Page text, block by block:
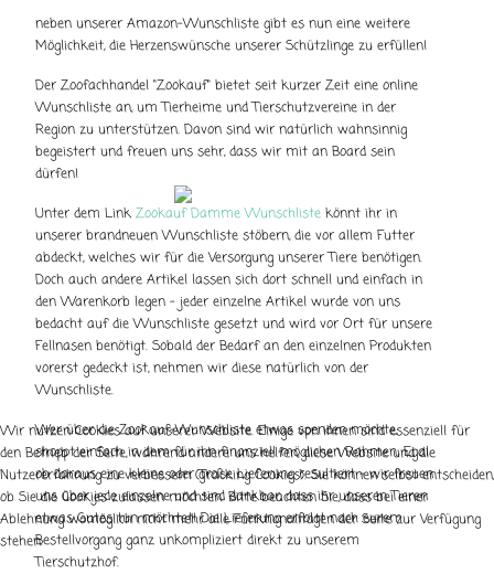
neben unserer Amazon-Wunschliste gibt es nun eine weitere
Möglichkeit, die Herzenswünsche unserer Schützlinge zu erfüllen!
Der Zoofachhandel "Zookauf" bietet seit kurzer Zeit eine online
Wunschliste an, um Tierheime und Tierschutzvereine in der
Region zu unterstützen. Davon sind wir natürlich wahnsinnig
begeistert und freuen uns sehr, dass wir mit an Board sein
dürfen!
Unter dem Link Zookauf Damme Wunschliste könnt ihr in
unserer brandneuen Wunschliste stöbern, die vor allem Futter
abdeckt, welches wir für die Versorgung unserer Tiere benötigen.
Doch auch andere Artikel lassen sich dort schnell und einfach in
den Warenkorb legen - jeder einzelne Artikel wurde von uns
bedacht auf die Wunschliste gesetzt und wird vor Ort für unsere
Fellnasen benötigt. Sobald der Bedarf an den einzelnen Produkten
vorerst gedeckt ist, nehmen wir diese natürlich von der
Wunschliste.
Wer über die Zookauf-Wunschliste etwas spenden möchte,
shoppt einfach in dem für ihn finanziell möglichen Rahmen. Egal
ob daraus eine kleine oder große Lieferung resultiert - wir freuen
uns über jede einzelne und sind dankbar, dass ihr unseren Tieren
etwas Gutes tun möchtet! Die Lieferung erfolgt nach eurem
Bestellvorgang ganz unkompliziert direkt zu unserem
Tierschutzhof.
Wir nutzen Cookies auf unserer Website. Einige von ihnen sind essenziell für
den Betrieb der Seite, während andere uns helfen, diese Website und die
Nutzererfahrung zu verbessern (Tracking Cookies). Sie können selbst entscheiden,
ob Sie die Cookies zulassen möchten. Bitte beachten Sie, dass bei einer
Ablehnung womöglich nicht mehr alle Funktionalitäten der Seite zur Verfügung
stehen.